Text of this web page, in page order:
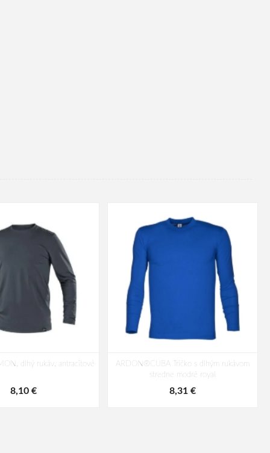
dlhý rukáv, antracitové
8,10 €
ARDON®CUBA Tričko s dlhým rukávom
stredne modré royal
8,31 €